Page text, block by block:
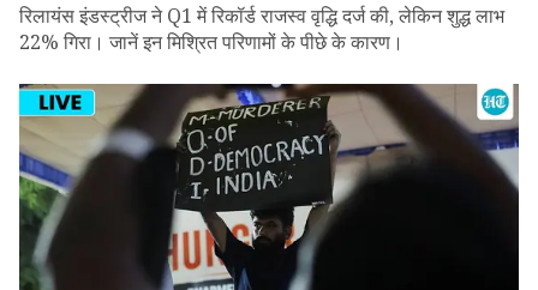
रिलायंस इंडस्ट्रीज ने Q1 में रिकॉर्ड राजस्व वृद्धि दर्ज की, लेकिन शुद्ध लाभ
22% गिरा। जानें इन मिश्रित परिणामों के पीछे के कारण।